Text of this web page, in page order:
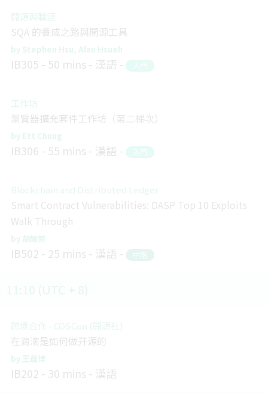
開源與職涯
SQA 的養成之路與開源工具
Stephen Hsu Alan Hsueh
IB305 50 mins 漢語 入門
工作坊
瀏覽器擴充套件工作坊（第二梯次）
Ett Chung
IB306 55 mins 漢語 入門
Blockchain and Distributed Ledger
Smart Contract Vulnerabilities: DASP Top 10 Exploits
Walk Through
胡耀傑
IB502 25 mins 漢語 中階
跨境合作 - COSCon (開源社)
在滴滴是如何做开源的
王蕴博
IB202 30 mins 漢語